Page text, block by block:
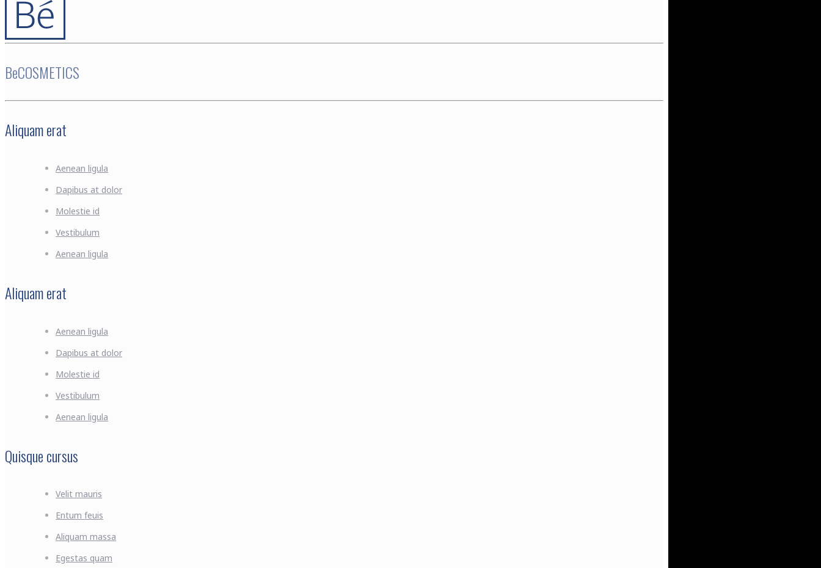
BeCOSMETICS
Aliquam erat
Aenean ligula
Dapibus at dolor
Molestie id
Vestibulum
Aenean ligula
Aliquam erat
Aenean ligula
Dapibus at dolor
Molestie id
Vestibulum
Aenean ligula
Quisque cursus
Velit mauris
Entum feuis
Aliquam massa
Egestas quam